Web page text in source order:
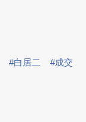
#白居二 #成交